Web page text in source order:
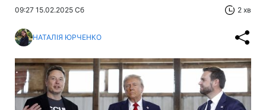
09:27 15.02.2025 Сб 2 хв
НАТАЛІЯ ЮРЧЕНКО